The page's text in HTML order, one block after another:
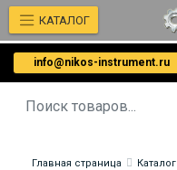
info@nikos-instrument.ru
КАТАЛОГ
Главная страница
Каталог